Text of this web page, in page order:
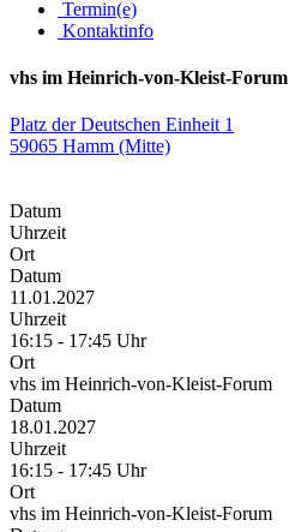
Termin(e)
Kontaktinfo
vhs im Heinrich-von-Kleist-Forum
Platz der Deutschen Einheit 1
59065 Hamm (Mitte)
Datum
Uhrzeit
Ort
Datum
11.01.2027
Uhrzeit
16:15 - 17:45 Uhr
Ort
vhs im Heinrich-von-Kleist-Forum
Datum
18.01.2027
Uhrzeit
16:15 - 17:45 Uhr
Ort
vhs im Heinrich-von-Kleist-Forum